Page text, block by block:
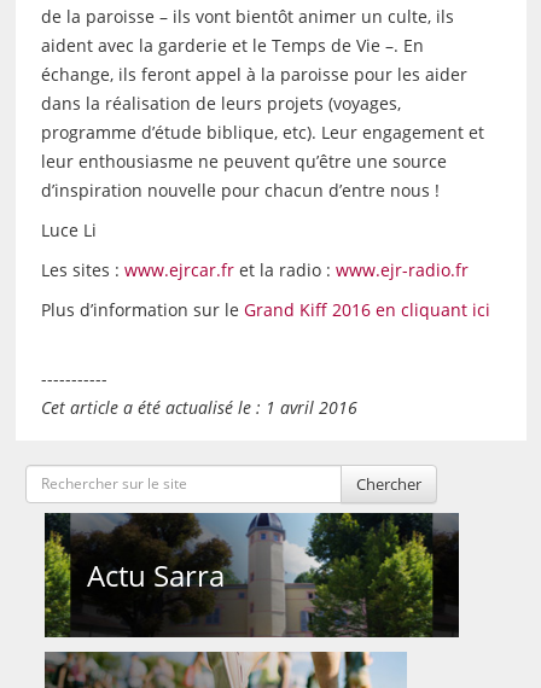
de la paroisse – ils vont bientôt animer un culte, ils
aident avec la garderie et le Temps de Vie –. En
échange, ils feront appel à la paroisse pour les aider
dans la réalisation de leurs projets (voyages,
programme d’étude biblique, etc). Leur engagement et
leur enthousiasme ne peuvent qu’être une source
d’inspiration nouvelle pour chacun d’entre nous !
Luce Li
Les sites : www.ejrcar.fret la radio : www.ejr-radio.fr
Plus d’information sur le Grand Kiff 2016 en cliquant ici
-----------
Cet article a été actualisé le : 1 avril 2016
Chercher
Actu Sarra